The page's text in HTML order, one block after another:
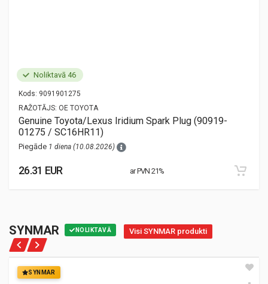
Noliktavā 46
Kods: 9091901275
RAŽOTĀJS: OE TOYOTA
Genuine Toyota/Lexus Iridium Spark Plug (90919-
01275 / SC16HR11)
Piegāde 1 diena (10.08.2026)
26.31 EUR ar PVN 21%
SYNMAR NOLIKTAVĀ Visi SYNMAR produkti
SYNMAR